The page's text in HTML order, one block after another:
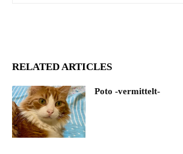
RELATED ARTICLES
Poto -vermittelt-